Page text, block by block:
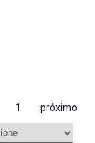
1 próximo